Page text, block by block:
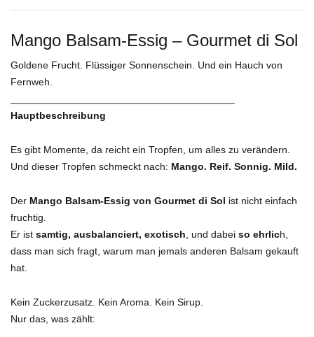
Mango Balsam-Essig – Gourmet di Sol
Goldene Frucht. Flüssiger Sonnenschein. Und ein Hauch von
Fernweh.
Hauptbeschreibung
Es gibt Momente, da reicht ein Tropfen, um alles zu verändern.
Und dieser Tropfen schmeckt nach: Mango. Reif. Sonnig. Mild.
Der Mango Balsam-Essig von Gourmet di Sol ist nicht einfach
fruchtig.
Er ist samtig, ausbalanciert, exotisch , und dabei so ehrlich,
dass man sich fragt, warum man jemals anderen Balsam gekauft
hat.
Kein Zuckerzusatz. Kein Aroma. Kein Sirup.
Nur das, was zählt: